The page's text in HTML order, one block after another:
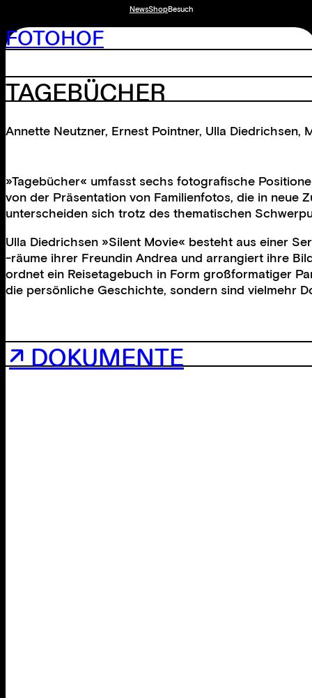
NewsShopBesuch
FOTOHOF
TAGEBÜCHER
Annette Neutzner, Ernest Pointner, Ulla Diedrichsen,
»Tagebücher« umfasst sechs fotografische
von der Präsentation von Familienfotos, die in neue
unterscheiden sich trotz des thematischen
Ulla Diedrichsen »Silent Movie« besteht aus einer
-räume ihrer Freundin Andrea und arrangiert ihre
ordnet ein Reisetagebuch in Form großformatiger
die persönliche Geschichte, sondern sind vielmehr
↗ DOKUMENTE